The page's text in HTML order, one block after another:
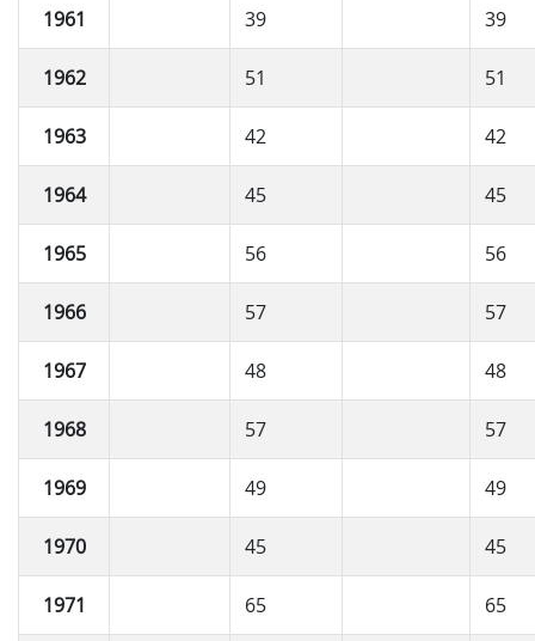
1961 39 39
1962 51 51
1963 42 42
1964 45 45
1965 56 56
1966 57 57
1967 48 48
1968 57 57
1969 49 49
1970 45 45
1971 65 65